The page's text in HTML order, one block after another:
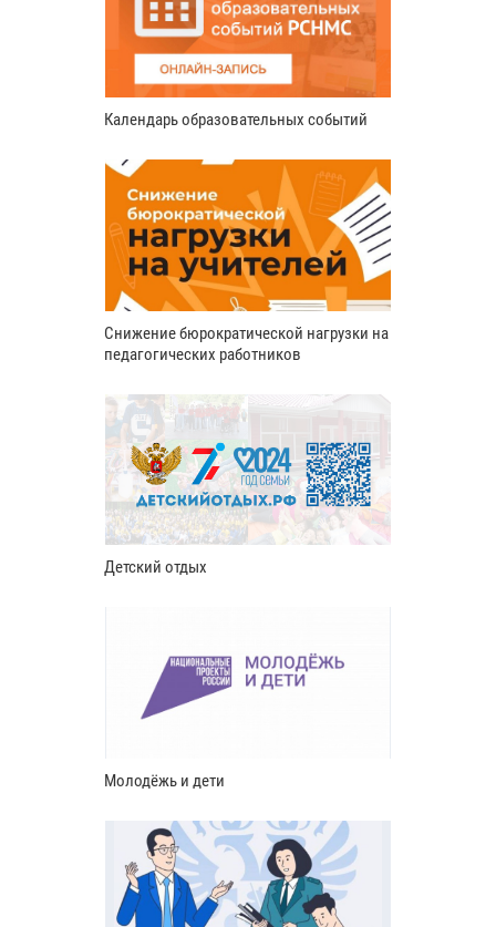
Календарь образовательных событий
Снижение бюрократической нагрузки на
педагогических работников
Детский отдых
Молодёжь и дети